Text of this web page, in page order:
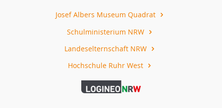
Josef Albers Museum Quadrat
Schulministerium NRW
Landeselternschaft NRW
Hochschule Ruhr West